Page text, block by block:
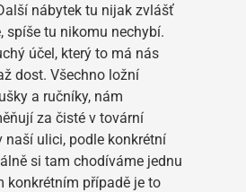
nábytek tu nijak zvlášť
spíše tu nikomu nechybí.
účel, který to má nás
dost. Všechno ložní
a ručníky, nám
za čisté v tovární
naší ulici, podle konkrétní
si tam chodíváme jednu
konkrétním případě je to